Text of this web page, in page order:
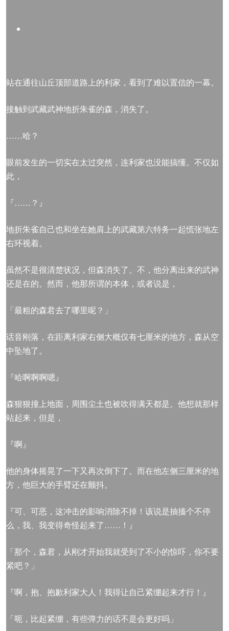
站在通往山丘顶部道路上的利家，看到了难以置信的一幕。
接触到武藏武神地折朱雀的森，消失了。
……哈？
眼前发生的一切实在太过突然，连利家也没能搞懂。不仅如
此，
『……？』
地折朱雀自己也和坐在她肩上的武藏第六特务一起慌张地左
右环视着。
虽然不是很清楚状况，但森消失了。不，他分离出来的武神
还是在的。然而，他那所谓的本体，或者说是，
「最粗的森君去了哪里呢？」
话音刚落，在距离利家右侧大概仅有七厘米的地方，森从空
中坠地了。
『哈啊啊啊嗯』
森狠狠撞上地面，周围尘土也被吹得满天都是。他想就那样
站起来，但是，
『啊』
他的身体摇晃了一下又再次倒下了。而在他左侧三厘米的地
方，他巨大的手臂还在颤抖。
『可、可恶，这冲击的影响消除不掉！该说是抽搐个不停
么，我、我变得奇怪起来了……！』
「那个，森君，从刚才开始我就受到了不小的惊吓，你不要
紧吧？」
『啊，抱、抱歉利家大人！我得让自己紧绷起来才行！』
「呃，比起紧绷，有些弹力的话不是会更好吗」